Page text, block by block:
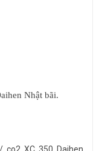
Nhật bãi.